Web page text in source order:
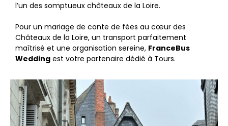
l’un des somptueux châteaux de la Loire.
Pour un mariage de conte de fées au cœur des
Châteaux de la Loire, un transport parfaitement
maîtrisé et une organisation sereine, FranceBus
Wedding est votre partenaire dédié à Tours.